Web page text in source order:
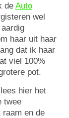
de Auto
wel
haar uit haar
dat ik haar
viel 100%
pot.
hier het
twee
en de